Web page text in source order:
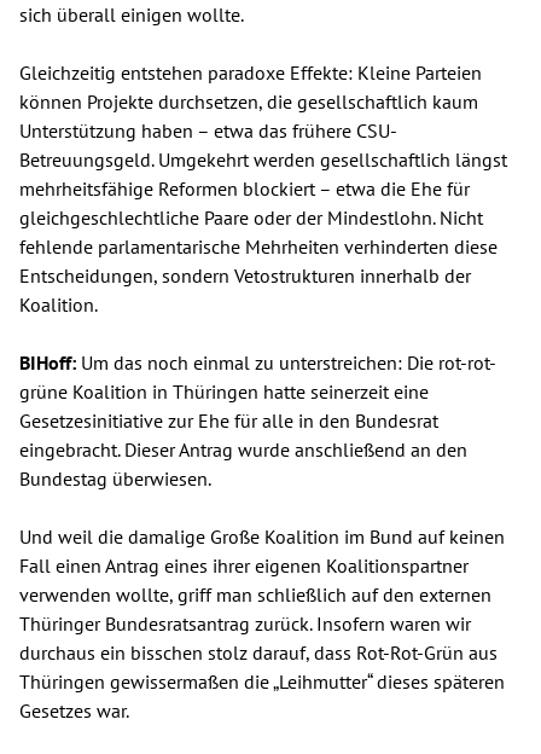
sich überall einigen wollte.
Gleichzeitig entstehen paradoxe Effekte: Kleine Parteien
können Projekte durchsetzen, die gesellschaftlich kaum
Unterstützung haben – etwa das frühere CSU-
Betreuungsgeld. Umgekehrt werden gesellschaftlich längst
mehrheitsfähige Reformen blockiert – etwa die Ehe für
gleichgeschlechtliche Paare oder der Mindestlohn. Nicht
fehlende parlamentarische Mehrheiten verhinderten diese
Entscheidungen, sondern Vetostrukturen innerhalb der
Koalition.
BIHoff: Um das noch einmal zu unterstreichen: Die rot-rot-
grüne Koalition in Thüringen hatte seinerzeit eine
Gesetzesinitiative zur Ehe für alle in den Bundesrat
eingebracht. Dieser Antrag wurde anschließend an den
Bundestag überwiesen.
Und weil die damalige Große Koalition im Bund auf keinen
Fall einen Antrag eines ihrer eigenen Koalitionspartner
verwenden wollte, griff man schließlich auf den externen
Thüringer Bundesratsantrag zurück. Insofern waren wir
durchaus ein bisschen stolz darauf, dass Rot-Rot-Grün aus
Thüringen gewissermaßen die „Leihmutter“ dieses späteren
Gesetzes war.